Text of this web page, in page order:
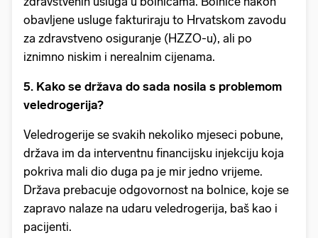
obavljene usluge fakturiraju to Hrvatskom zavodu
za zdravstveno osiguranje (HZZO-u), ali po
iznimno niskim i nerealnim cijenama.
5. Kako se država do sada nosila s problemom
veledrogerija?
Veledrogerije se svakih nekoliko mjeseci pobune,
država im da interventnu financijsku injekciju koja
pokriva mali dio duga pa je mir jedno vrijeme.
Država prebacuje odgovornost na bolnice, koje se
zapravo nalaze na udaru veledrogerija, baš kao i
pacijenti.